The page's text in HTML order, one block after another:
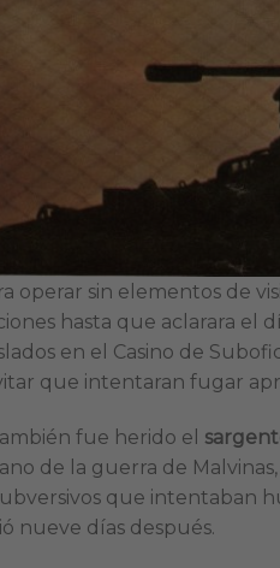
operar sin elementos de
hasta que aclarara el
en el Casino de
que intentaran fugar
fue herido el
de la guerra de
que intentaban
nueve días después.